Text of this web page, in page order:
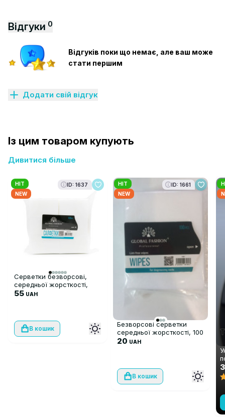
Відгуки 0
Відгуків поки що немає, але ваш може
стати першим
Додати свій відгук
Із цим товаром купують
Дивитися більше
HIT
NEW
ID: 1637
Серветки безворсові,
середньої жорсткості,
500 шт
55 UAH
В кошик
HIT
NEW
ID: 1661
Безворсові серветки
середньої жорсткості, 100
шт
20 UAH
В кошик